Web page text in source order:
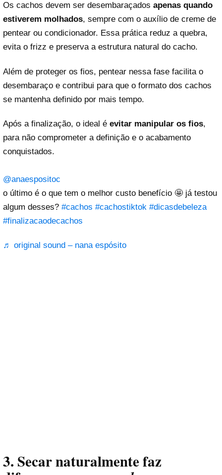
Os cachos devem ser desembaraçados apenas quando
estiverem molhados, sempre com o auxílio de creme de
pentear ou condicionador. Essa prática reduz a quebra,
evita o frizz e preserva a estrutura natural do cacho.
Além de proteger os fios, pentear nessa fase facilita o
desembaraço e contribui para que o formato dos cachos
se mantenha definido por mais tempo.
Após a finalização, o ideal é evitar manipular os fios,
para não comprometer a definição e o acabamento
conquistados.
@anaespositoc
o último é o que tem o melhor custo benefício 🤩 já testou
algum desses? #cachos #cachostiktok #dicasdebeleza
#finalizacaodecachos
♬ original sound – nana espósito
3. Secar naturalmente faz